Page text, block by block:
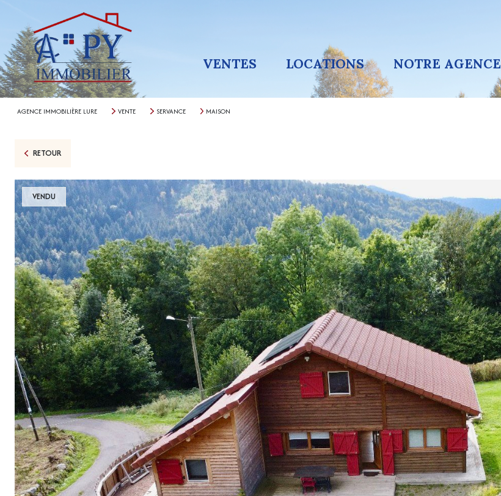
VENTES LOCATIONS NOTRE AGENCE
AGENCE IMMOBILIÈRE LURE VENTE SERVANCE MAISON
RETOUR
VENDU